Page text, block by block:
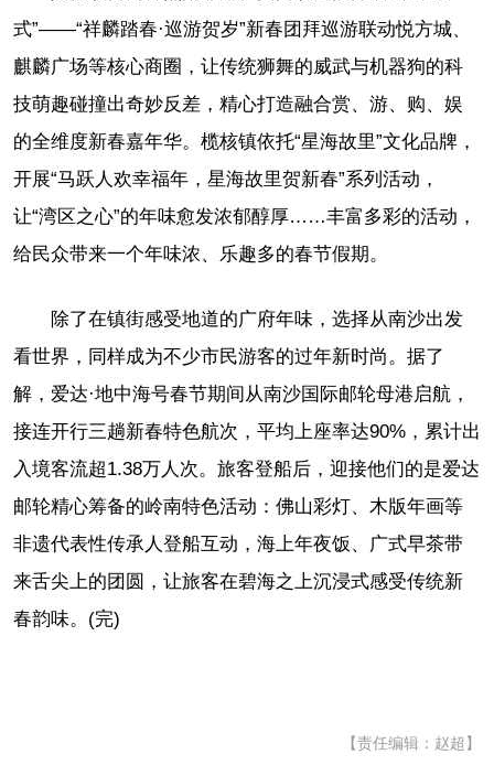
式”——“祥麟踏春·巡游贺岁”新春团拜巡游联动悦方城、
麒麟广场等核心商圈，让传统狮舞的威武与机器狗的科
技萌趣碰撞出奇妙反差，精心打造融合赏、游、购、娱
的全维度新春嘉年华。榄核镇依托“星海故里”文化品牌，
开展“马跃人欢幸福年，星海故里贺新春”系列活动，
让“湾区之心”的年味愈发浓郁醇厚……丰富多彩的活动，
给民众带来一个年味浓、乐趣多的春节假期。
除了在镇街感受地道的广府年味，选择从南沙出发
看世界，同样成为不少市民游客的过年新时尚。据了
解，爱达·地中海号春节期间从南沙国际邮轮母港启航，
接连开行三趟新春特色航次，平均上座率达90%，累计出
入境客流超1.38万人次。旅客登船后，迎接他们的是爱达
邮轮精心筹备的岭南特色活动：佛山彩灯、木版年画等
非遗代表性传承人登船互动，海上年夜饭、广式早茶带
来舌尖上的团圆，让旅客在碧海之上沉浸式感受传统新
春韵味。(完)
【责任编辑：赵超】